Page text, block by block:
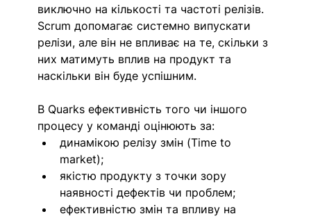
виключно на кількості та частоті релізів.
Scrum допомагає системно випускати
релізи, але він не впливає на те, скільки з
них матимуть вплив на продукт та
наскільки він буде успішним.
В Quarks ефективність того чи іншого
процесу у команді оцінюють за:
динамікою релізу змін (Time to
market);
якістю продукту з точки зору
наявності дефектів чи проблем;
ефективністю змін та впливу на